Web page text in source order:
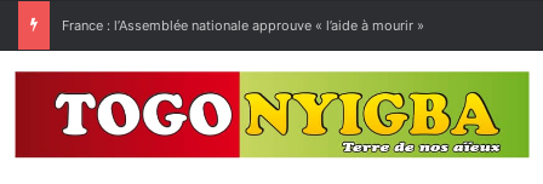
France : l’Assemblée nationale approuve « l’aide à mourir »